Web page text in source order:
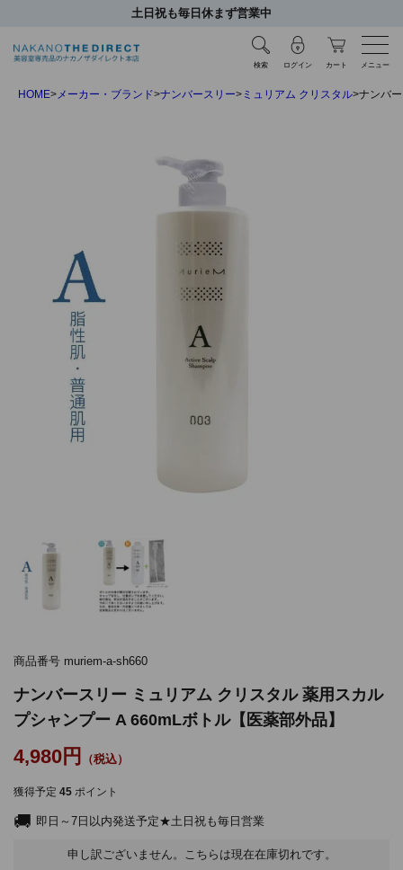
土日祝も毎日休まず営業中
検索 ログイン カート メニュー
HOME メーカー・ブランド ナンバースリー ミュリアム クリスタル ナンバ
商品番号 muriem-a-sh660
ナンバースリー ミュリアム クリスタル 薬用スカル
プシャンプー A 660mLボトル【医薬部外品】
4,980
獲得予定 45 ポイント
即日～7日以内発送予定★土日祝も毎日営業
申し訳ございません。こちらは現在在庫切れです。